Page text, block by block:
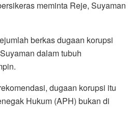
meminta Reje, Suyaman
berkas dugaan korupsi
dalam tubuh
dugaan korupsi itu
Hukum (APH) bukan di